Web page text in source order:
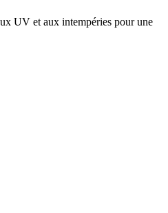
UV et aux intempéries pour une